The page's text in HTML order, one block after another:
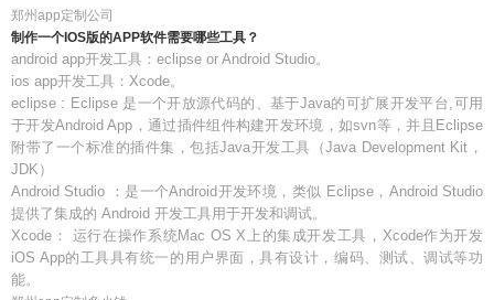
郑州app定制公司
制作一个IOS版的APP软件需要哪些工具？
android app开发工具：eclipse or Android Studio。
ios app开发工具：Xcode。
eclipse : Eclipse 是一个开放源代码的、基于Java的可扩展开发平台,可用
于开发Android App，通过插件组件构建开发环境，如svn等，并且Eclipse
附带了一个标准的插件集，包括Java开发工具（Java Development Kit，
JDK）
Android Studio ：是一个Android开发环境，类似 Eclipse，Android Studio
提供了集成的 Android 开发工具用于开发和调试。
Xcode： 运行在操作系统Mac OS X上的集成开发工具，Xcode作为开发
iOS App的工具具有统一的用户界面，具有设计，编码、测试、调试等功
能。